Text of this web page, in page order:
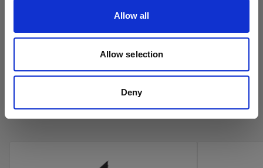
Allow all
Allow selection
Deny
Ombrelli Profoto